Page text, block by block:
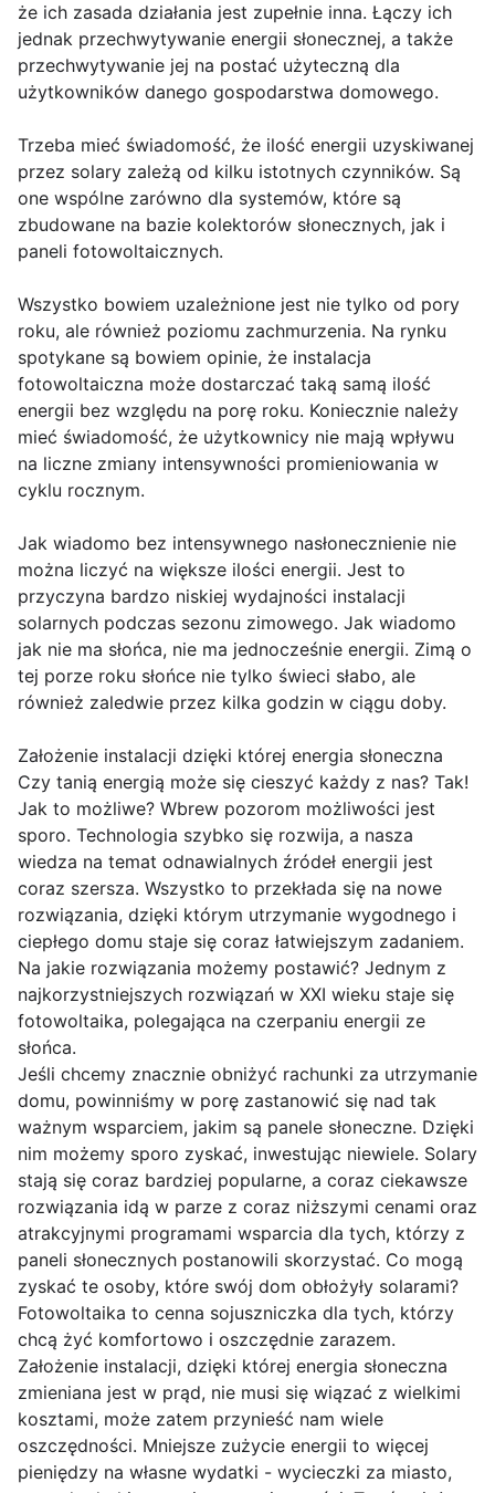
że ich zasada działania jest zupełnie inna. Łączy ich
jednak przechwytywanie energii słonecznej, a także
przechwytywanie jej na postać użyteczną dla
użytkowników danego gospodarstwa domowego.
Trzeba mieć świadomość, że ilość energii uzyskiwanej
przez solary zależą od kilku istotnych czynników. Są
one wspólne zarówno dla systemów, które są
zbudowane na bazie kolektorów słonecznych, jak i
paneli fotowoltaicznych.
Wszystko bowiem uzależnione jest nie tylko od pory
roku, ale również poziomu zachmurzenia. Na rynku
spotykane są bowiem opinie, że instalacja
fotowoltaiczna może dostarczać taką samą ilość
energii bez względu na porę roku. Koniecznie należy
mieć świadomość, że użytkownicy nie mają wpływu
na liczne zmiany intensywności promieniowania w
cyklu rocznym.
Jak wiadomo bez intensywnego nasłonecznienie nie
można liczyć na większe ilości energii. Jest to
przyczyna bardzo niskiej wydajności instalacji
solarnych podczas sezonu zimowego. Jak wiadomo
jak nie ma słońca, nie ma jednocześnie energii. Zimą o
tej porze roku słońce nie tylko świeci słabo, ale
również zaledwie przez kilka godzin w ciągu doby.
Założenie instalacji dzięki której energia słoneczna
Czy tanią energią może się cieszyć każdy z nas? Tak!
Jak to możliwe? Wbrew pozorom możliwości jest
sporo. Technologia szybko się rozwija, a nasza
wiedza na temat odnawialnych źródeł energii jest
coraz szersza. Wszystko to przekłada się na nowe
rozwiązania, dzięki którym utrzymanie wygodnego i
ciepłego domu staje się coraz łatwiejszym zadaniem.
Na jakie rozwiązania możemy postawić? Jednym z
najkorzystniejszych rozwiązań w XXI wieku staje się
fotowoltaika, polegająca na czerpaniu energii ze
słońca.
Jeśli chcemy znacznie obniżyć rachunki za utrzymanie
domu, powinniśmy w porę zastanowić się nad tak
ważnym wsparciem, jakim są panele słoneczne. Dzięki
nim możemy sporo zyskać, inwestując niewiele. Solary
stają się coraz bardziej popularne, a coraz ciekawsze
rozwiązania idą w parze z coraz niższymi cenami oraz
atrakcyjnymi programami wsparcia dla tych, którzy z
paneli słonecznych postanowili skorzystać. Co mogą
zyskać te osoby, które swój dom obłożyły solarami?
Fotowoltaika to cenna sojuszniczka dla tych, którzy
chcą żyć komfortowo i oszczędnie zarazem.
Założenie instalacji, dzięki której energia słoneczna
zmieniana jest w prąd, nie musi się wiązać z wielkimi
kosztami, może zatem przynieść nam wiele
oszczędności. Mniejsze zużycie energii to więcej
pieniędzy na własne wydatki - wycieczki za miasto,